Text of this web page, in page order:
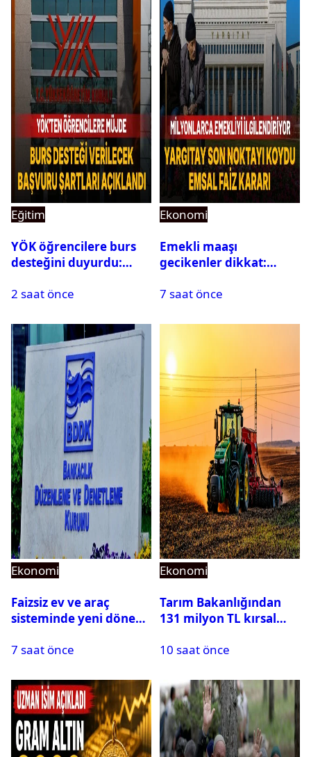
Eğitim
YÖK öğrencilere burs
desteğini duyurdu:
açıklandı
2 saat önce
Ekonomi
Emekli maaşı
gecikenler dikkat:
maaşı için emsal faiz
7 saat önce
Ekonomi
Faizsiz ev ve araç
sisteminde yeni dönem:
değiştirdi
7 saat önce
Ekonomi
Tarım Bakanlığından
131 milyon TL kırsal
Toplam 688 milyon TL
10 saat önce